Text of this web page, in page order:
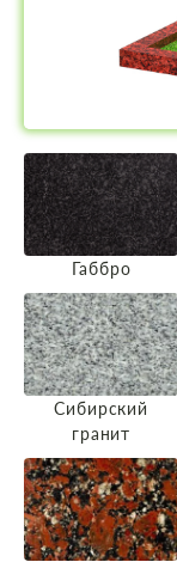
Габбро
Сибирский
гранит